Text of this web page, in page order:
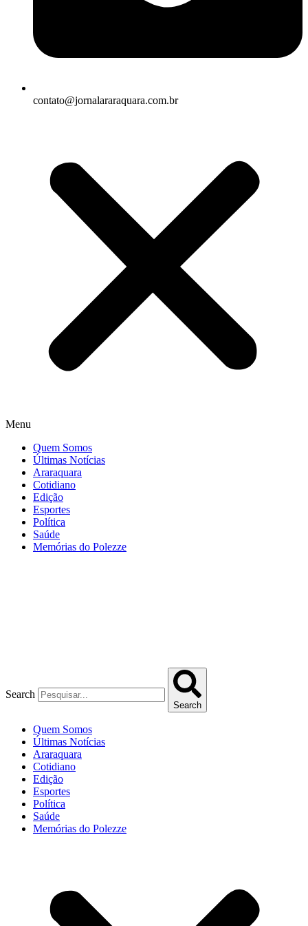
contato@jornalararaquara.com.br
Menu
Quem Somos
Últimas Notícias
Araraquara
Cotidiano
Edição
Esportes
Política
Saúde
Memórias do Polezze
Search
Search
Quem Somos
Últimas Notícias
Araraquara
Cotidiano
Edição
Esportes
Política
Saúde
Memórias do Polezze